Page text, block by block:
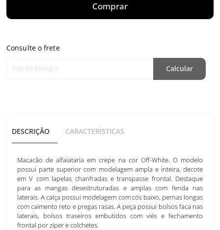
Comprar
Consulte o frete
Cep de Entrega Calcular
DESCRIÇÃO CARACTERÍSTICAS
Macacão de alfaiataria em crepe na cor Off-White. O modelo
possui parte superior com modelagem ampla e inteira, decote
em V com lapelas chanfradas e transpasse frontal. Destaque
para as mangas desestruturadas e amplas com fenda nas
laterais. A calça possui modelagem com cós baixo, pernas longas
com caimento reto e pregas rasas. A peça possui bolsos faca nas
laterais, bolsos traseiros embutidos com viés e fechamento
frontal por zíper e colchetes.